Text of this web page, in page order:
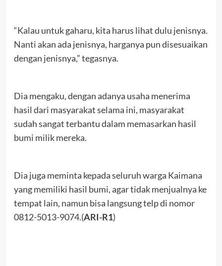
“Kalau untuk gaharu, kita harus lihat dulu jenisnya.
Nanti akan ada jenisnya, harganya pun disesuaikan
dengan jenisnya,” tegasnya.
Dia mengaku, dengan adanya usaha menerima
hasil dari masyarakat selama ini, masyarakat
sudah sangat terbantu dalam memasarkan hasil
bumi milik mereka.
Dia juga meminta kepada seluruh warga Kaimana
yang memiliki hasil bumi, agar tidak menjualnya ke
tempat lain, namun bisa langsung telp di nomor
0812-5013-9074.(ARI-R1)